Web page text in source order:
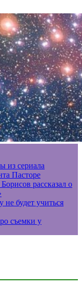
из сериала
Пасторе
рассказал о
будет учиться
съемки у